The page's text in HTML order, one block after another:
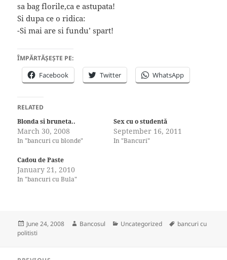
sa bag florile,ca e astupata!
Si dupa ce o ridica:
-Si mai are si fundu’ spart!
ÎMPĂRTĂȘEȘTE PE:
Facebook Twitter WhatsApp
RELATED
Blonda si bruneta..
March 30, 2008
In "bancuri cu blonde"
Sex cu o studentă
September 16, 2011
In "Bancuri"
Cadou de Paste
January 21, 2010
In "bancuri cu Bula"
Posted
on
June 24, 2008 Author
Bancosul Categories
Uncategorized Tags
bancuri cu
politisti